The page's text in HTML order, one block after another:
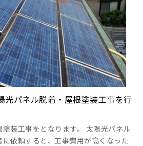
光パネル脱着・屋根塗装工事を行
装工事をとなります。 太陽光パネル
依頼すると、工事費用が高くなった